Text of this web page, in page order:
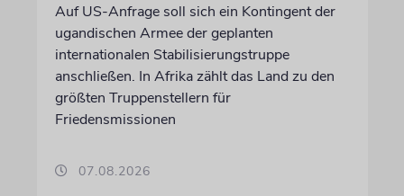
Auf US-Anfrage soll sich ein Kontingent der
ugandischen Armee der geplanten
internationalen Stabilisierungstruppe
anschließen. In Afrika zählt das Land zu den
größten Truppenstellern für
Friedensmissionen
07.08.2026